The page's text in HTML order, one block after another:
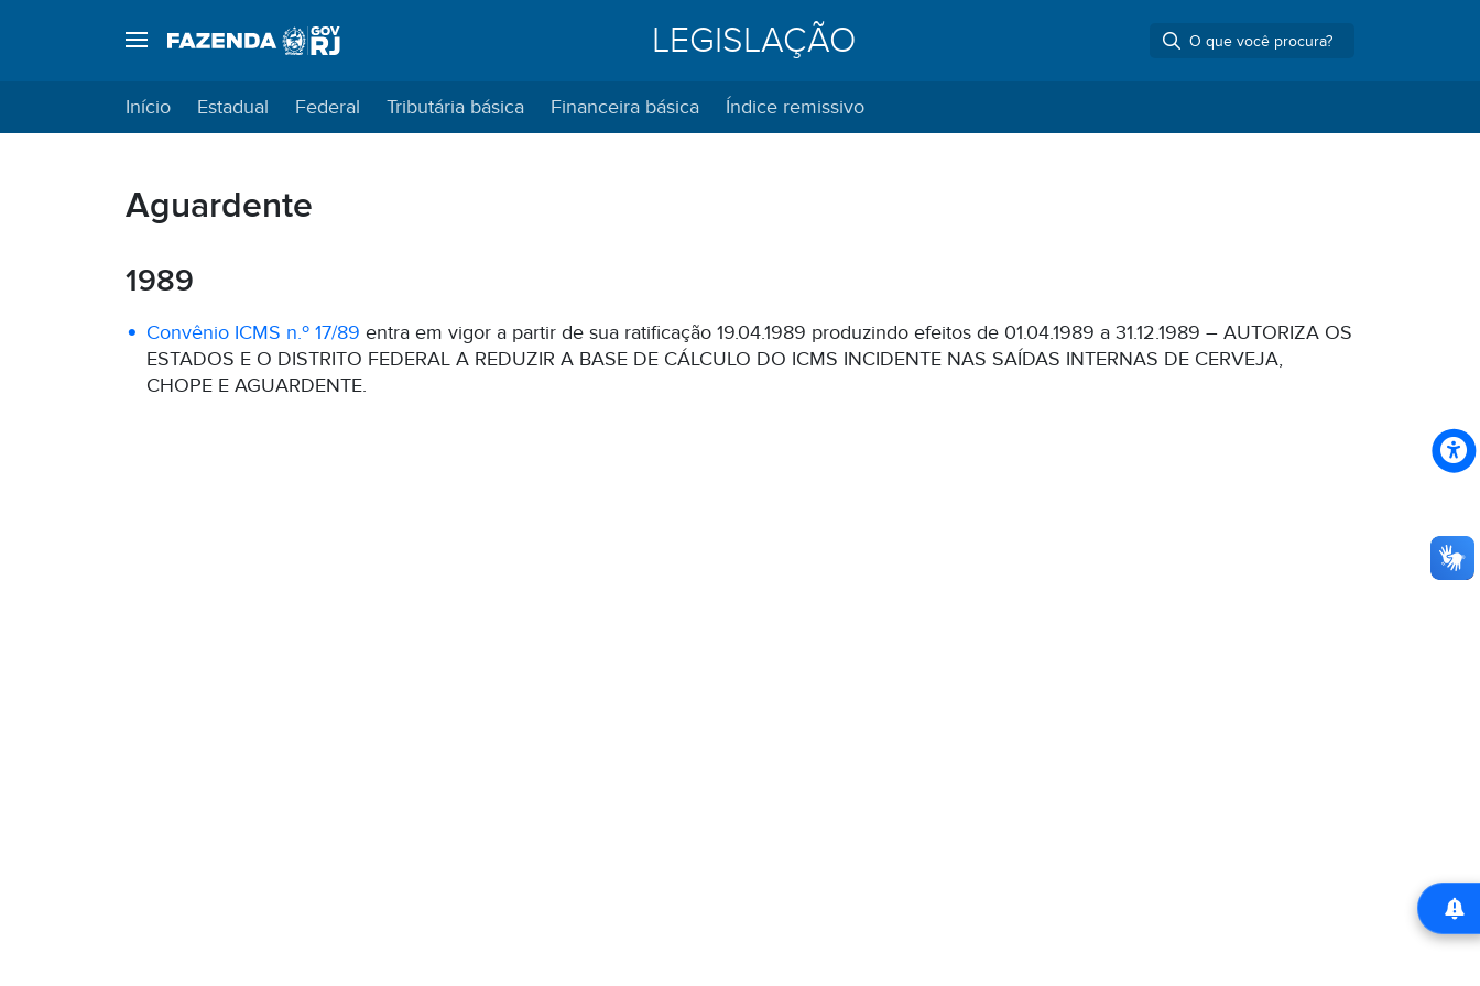
LEGISLAÇÃO
Início Estadual Federal Tributária básica Financeira básica Índice remissivo
Aguardente
1989
Convênio ICMS n.º 17/89 entra em vigor a partir de sua ratificação 19.04.1989 produzindo efeitos de 01.04.1989 a 31.12.1989 – AUTORIZA OS
ESTADOS E O DISTRITO FEDERAL A REDUZIR A BASE DE CÁLCULO DO ICMS INCIDENTE NAS SAÍDAS INTERNAS DE CERVEJA,
CHOPE E AGUARDENTE.